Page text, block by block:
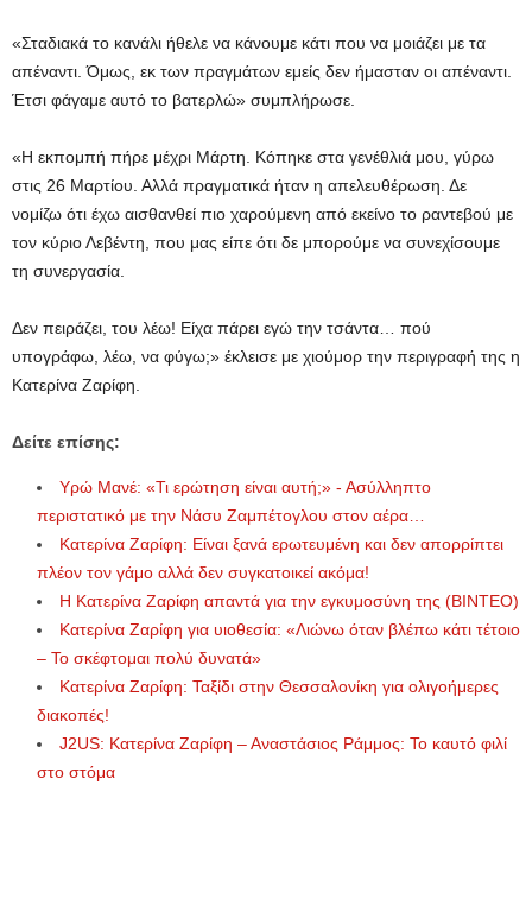
«Σταδιακά το κανάλι ήθελε να κάνουμε κάτι που να μοιάζει με τα
απέναντι. Όμως, εκ των πραγμάτων εμείς δεν ήμασταν οι απέναντι.
Έτσι φάγαμε αυτό το βατερλώ» συμπλήρωσε.
«Η εκπομπή πήρε μέχρι Μάρτη. Κόπηκε στα γενέθλιά μου, γύρω
στις 26 Μαρτίου. Αλλά πραγματικά ήταν η απελευθέρωση. Δε
νομίζω ότι έχω αισθανθεί πιο χαρούμενη από εκείνο το ραντεβού με
τον κύριο Λεβέντη, που μας είπε ότι δε μπορούμε να συνεχίσουμε
τη συνεργασία.
Δεν πειράζει, του λέω! Είχα πάρει εγώ την τσάντα… πού
υπογράφω, λέω, να φύγω;» έκλεισε με χιούμορ την περιγραφή της η
Κατερίνα Ζαρίφη.
Δείτε επίσης:
Υρώ Μανέ: «Τι ερώτηση είναι αυτή;» - Ασύλληπτο
περιστατικό με την Νάσυ Ζαμπέτογλου στον αέρα…
Κατερίνα Ζαρίφη: Είναι ξανά ερωτευμένη και δεν απορρίπτει
πλέον τον γάμο αλλά δεν συγκατοικεί ακόμα!
Η Κατερίνα Ζαρίφη απαντά για την εγκυμοσύνη της (ΒΙΝΤΕΟ)
Κατερίνα Ζαρίφη για υιοθεσία: «Λιώνω όταν βλέπω κάτι τέτοιο
– Το σκέφτομαι πολύ δυνατά»
Κατερίνα Ζαρίφη: Ταξίδι στην Θεσσαλονίκη για ολιγοήμερες
διακοπές!
J2US: Κατερίνα Ζαρίφη – Αναστάσιος Ράμμος: Το καυτό φιλί
στο στόμα